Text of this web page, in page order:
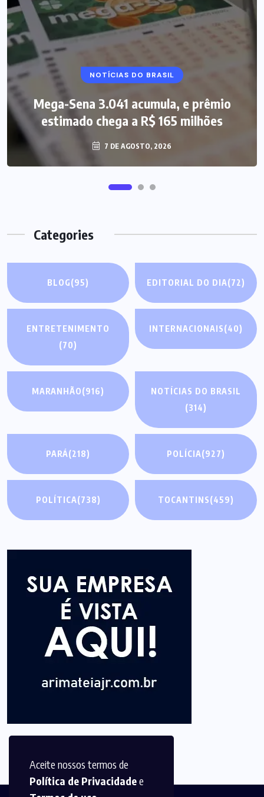
Aceite nossos termos de
Política de Privacidadee
NOTÍCIAS DO BRASIL
Mega-Sena 3.041 acumula, e prêmio
estimado chega a R$ 165 milhões
7 DE AGOSTO, 2026
Categories
BLOG(95) EDITORIAL DO DIA(72)
ENTRETENIMENTO
(70)
INTERNACIONAIS(40)
MARANHÃO(916)
NOTÍCIAS DO BRASIL
(314)
PARÁ(218) POLÍCIA(927)
POLÍTICA(738) TOCANTINS(459)